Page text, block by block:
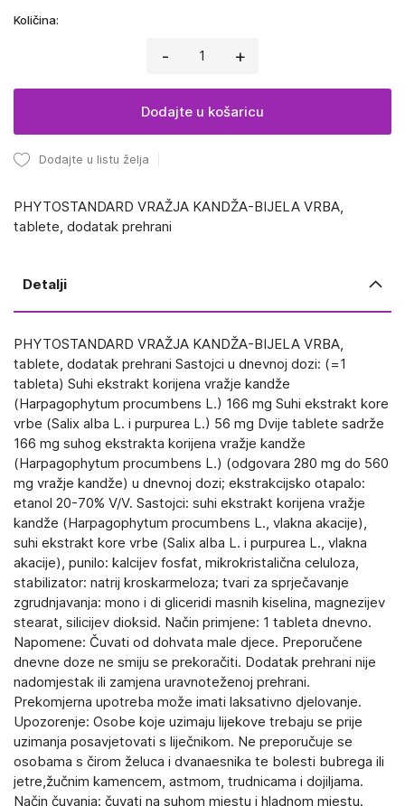
Količina:
- +
Dodajte u košaricu
Dodajte u listu želja
PHYTOSTANDARD VRAŽJA KANDŽA-BIJELA VRBA,
tablete, dodatak prehrani
Detalji
PHYTOSTANDARD VRAŽJA KANDŽA-BIJELA VRBA,
tablete, dodatak prehrani Sastojci u dnevnoj dozi: (=1
tableta) Suhi ekstrakt korijena vražje kandže
(Harpagophytum procumbens L.) 166 mg Suhi ekstrakt kore
vrbe (Salix alba L. i purpurea L.) 56 mg Dvije tablete sadrže
166 mg suhog ekstrakta korijena vražje kandže
(Harpagophytum procumbens L.) (odgovara 280 mg do 560
mg vražje kandže) u dnevnoj dozi; ekstrakcijsko otapalo:
etanol 20-70% V/V. Sastojci: suhi ekstrakt korijena vražje
kandže (Harpagophytum procumbens L., vlakna akacije),
suhi ekstrakt kore vrbe (Salix alba L. i purpurea L., vlakna
akacije), punilo: kalcijev fosfat, mikrokristalična celuloza,
stabilizator: natrij kroskarmeloza; tvari za sprječavanje
zgrudnjavanja: mono i di gliceridi masnih kiselina, magnezijev
stearat, silicijev dioksid. Način primjene: 1 tableta dnevno.
Napomene: Čuvati od dohvata male djece. Preporučene
dnevne doze ne smiju se prekoračiti. Dodatak prehrani nije
nadomjestak ili zamjena uravnoteženoj prehrani.
Prekomjerna upotreba može imati laksativno djelovanje.
Upozorenje: Osobe koje uzimaju lijekove trebaju se prije
uzimanja posavjetovati s liječnikom. Ne preporučuje se
osobama s čirom želuca i dvanaesnika te bolesti bubrega ili
jetre,žučnim kamencem, astmom, trudnicama i dojiljama.
Način čuvanja: čuvati na suhom mjestu i hladnom mjestu.